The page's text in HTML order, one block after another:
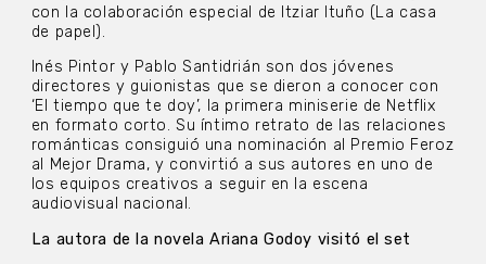
con la colaboración especial de Itziar Ituño (La casa
de papel).
Inés Pintor y Pablo Santidrián son dos jóvenes
directores y guionistas que se dieron a conocer con
‘El tiempo que te doy’, la primera miniserie de Netflix
en formato corto. Su íntimo retrato de las relaciones
románticas consiguió una nominación al Premio Feroz
al Mejor Drama, y convirtió a sus autores en uno de
los equipos creativos a seguir en la escena
audiovisual nacional.
La autora de la novela Ariana Godoy visitó el set